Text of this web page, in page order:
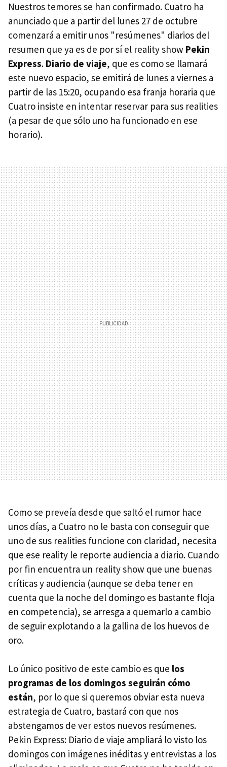
Nuestros temores se han confirmado. Cuatro ha
anunciado que a partir del lunes 27 de octubre
comenzará a emitir unos "resúmenes" diarios del
resumen que ya es de por sí el reality show Pekin
Express. Diario de viaje, que es como se llamará
este nuevo espacio, se emitirá de lunes a viernes a
partir de las 15:20, ocupando esa franja horaria que
Cuatro insiste en intentar reservar para sus realities
(a pesar de que sólo uno ha funcionado en ese
horario).
Como se preveía desde que saltó el rumor hace
unos días, a Cuatro no le basta con conseguir que
uno de sus realities funcione con claridad, necesita
que ese reality le reporte audiencia a diario. Cuando
por fin encuentra un reality show que une buenas
críticas y audiencia (aunque se deba tener en
cuenta que la noche del domingo es bastante floja
en competencia), se arresga a quemarlo a cambio
de seguir explotando a la gallina de los huevos de
oro.
Lo único positivo de este cambio es que los
programas de los domingos seguirán cómo
están, por lo que si queremos obviar esta nueva
estrategia de Cuatro, bastará con que nos
abstengamos de ver estos nuevos resúmenes.
Pekin Express: Diario de viaje ampliará lo visto los
domingos con imágenes inéditas y entrevistas a los